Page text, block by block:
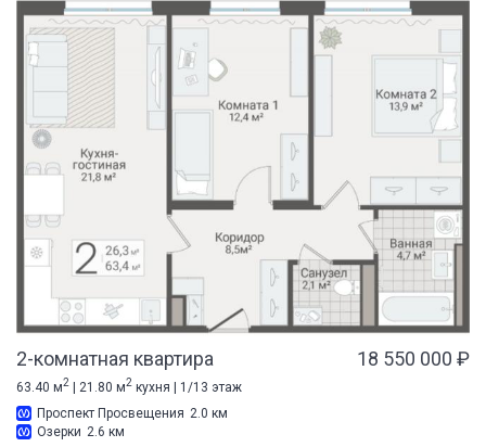
2-комнатная квартира 18 550 000 ₽
63.40 м2 | 21.80 м2 кухня | 1/13 этаж
Проспект Просвещения 2.0 км
Озерки 2.6 км